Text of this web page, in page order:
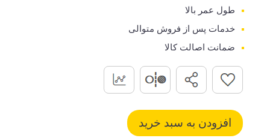
طول عمر بالا
خدمات پس از فروش متوالی
ضمانت اصالت کالا